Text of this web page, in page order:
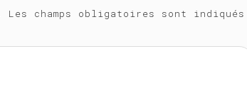
Les champs obligatoires sont indiqués